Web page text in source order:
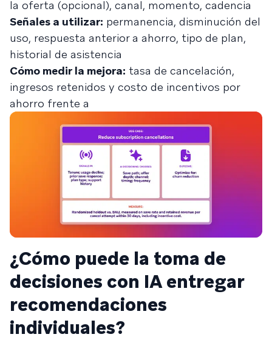
la oferta (opcional), canal, momento, cadencia
Señales a utilizar: permanencia, disminución del
uso, respuesta anterior a ahorro, tipo de plan,
historial de asistencia
Cómo medir la mejora: tasa de cancelación,
ingresos retenidos y costo de incentivos por
ahorro frente a
¿Cómo puede la toma de
decisiones con IA entregar
recomendaciones
individuales?